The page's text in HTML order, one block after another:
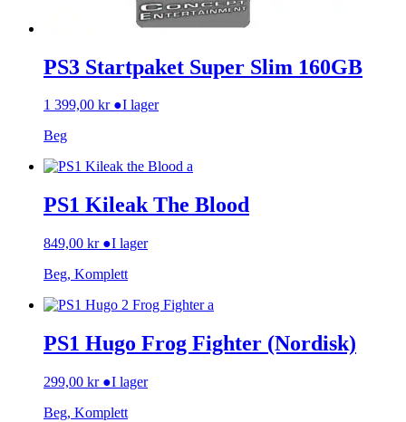
PS3 Startpaket Super Slim 160GB
1 399,00 kr ●I lager
Beg
PS1 Kileak The Blood
849,00 kr ●I lager
Beg, Komplett
PS1 Hugo Frog Fighter (Nordisk)
299,00 kr ●I lager
Beg, Komplett